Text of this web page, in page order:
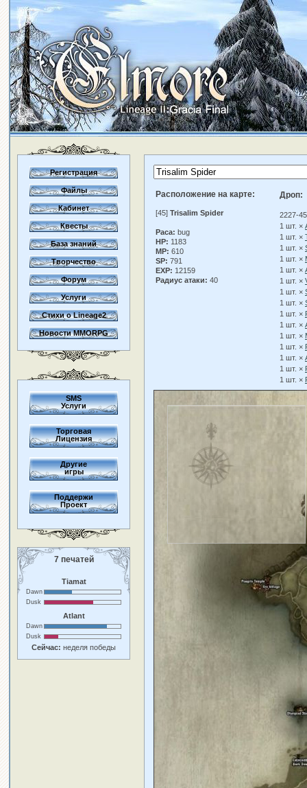
Регистрация
Файлы
Кабинет
Квесты
База знаний
Творчество
Форум
Услуги
Стихи о Lineage2
Новости MMORPG
SMS
Услуги
Торговая
Лицензия
Другие
игры
Поддержи
Проект
7 печатей
Tiamat
Dawn
Dusk
Atlant
Dawn
Dusk
Сейчас: неделя победы
Расположение на карте:
[45] Trisalim Spider
Раса: bug
HP: 1183
MP: 610
SP: 791
EXP: 12159
Радиус атаки: 40
Дроп:
2227-
1 шт. ×
1 шт. ×
1 шт. ×
1 шт. ×
1 шт. ×
1 шт. ×
1 шт. ×
1 шт. ×
1 шт. ×
1 шт. ×
1 шт. ×
1 шт. ×
1 шт. ×
1 шт. ×
1 шт. ×